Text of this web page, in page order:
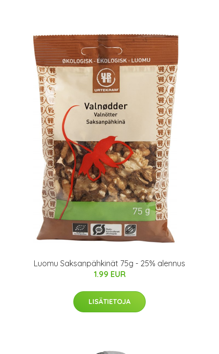
Luomu Saksanpähkinät 75g - 25% alennus
1.99 EUR
LISÄTIETOJA